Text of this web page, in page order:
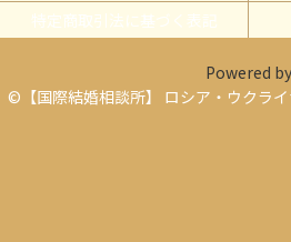
特定商取引法に基づく表記
Powered by
©【国際結婚相談所】 ロシア・ウクラ